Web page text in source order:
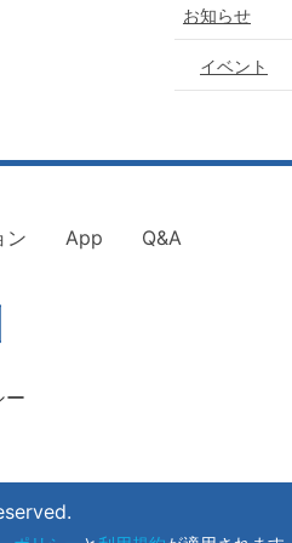
お知らせ
イベント
ン App Q&A
ー